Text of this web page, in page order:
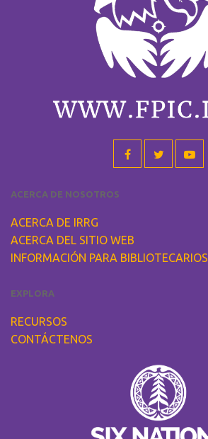
ACERCA DE NOSOTROS
ACERCA DE IRRG
ACERCA DEL SITIO WEB
INFORMACIÓN PARA BIBLIOTECARIOS
EXPLORA
RECURSOS
CONTÁCTENOS